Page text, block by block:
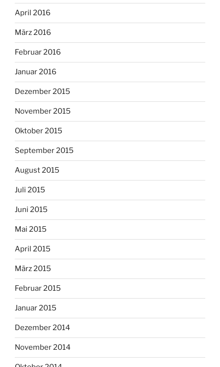
April 2016
März 2016
Februar 2016
Januar 2016
Dezember 2015
November 2015
Oktober 2015
September 2015
August 2015
Juli 2015
Juni 2015
Mai 2015
April 2015
März 2015
Februar 2015
Januar 2015
Dezember 2014
November 2014